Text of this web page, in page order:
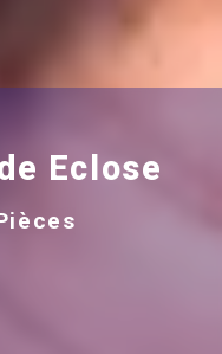
Eclose